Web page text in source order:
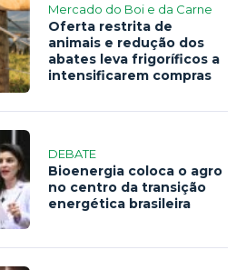
Mercado do Boi e da Carne
Oferta restrita de
animais e redução dos
abates leva frigoríficos a
intensificarem compras
DEBATE
Bioenergia coloca o agro
no centro da transição
energética brasileira